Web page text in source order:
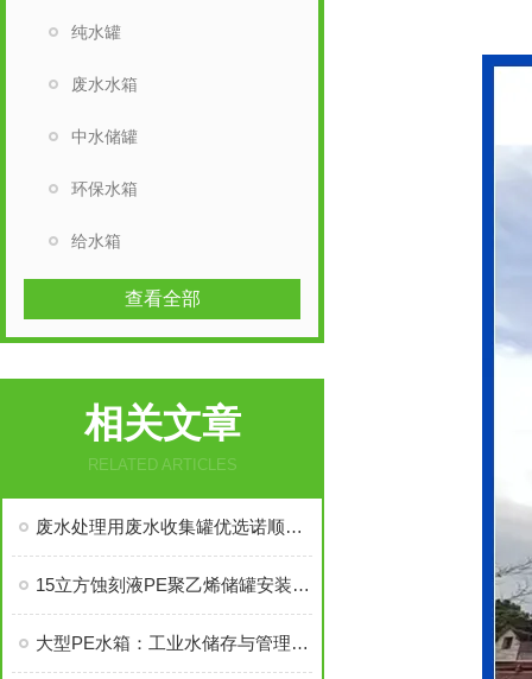
纯水罐
废水水箱
中水储罐
环保水箱
给水箱
查看全部
相关文章
RELATED ARTICLES
废水处理用废水收集罐优选诺顺PE塑料水箱
15立方蚀刻液PE聚乙烯储罐安装技巧
大型PE水箱：工业水储存与管理的理想选择